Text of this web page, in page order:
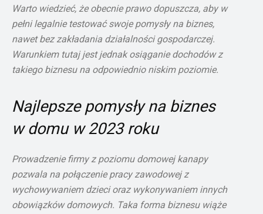
Warto wiedzieć, że obecnie prawo dopuszcza, aby w
pełni legalnie testować swoje pomysły na biznes,
nawet bez zakładania działalności gospodarczej.
Warunkiem tutaj jest jednak osiąganie dochodów z
takiego biznesu na odpowiednio niskim poziomie.
Najlepsze pomysły na biznes
w domu w 2023 roku
Prowadzenie firmy z poziomu domowej kanapy
pozwala na połączenie pracy zawodowej z
wychowywaniem dzieci oraz wykonywaniem innych
obowiązków domowych. Taka forma biznesu wiąże